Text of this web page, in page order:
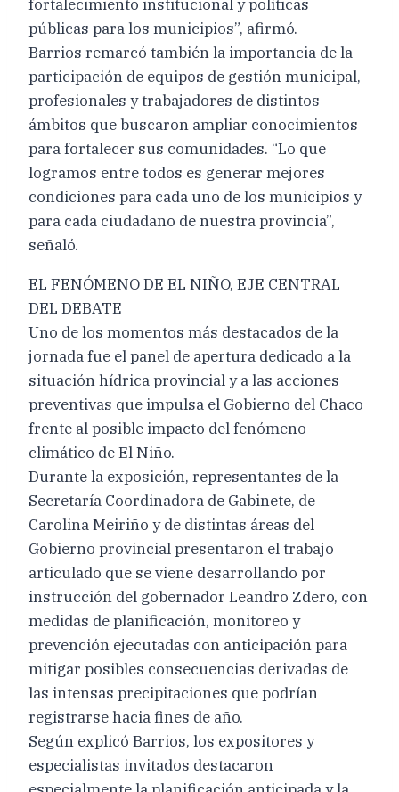
fortalecimiento institucional y políticas
públicas para los municipios”, afirmó.
Barrios remarcó también la importancia de la
participación de equipos de gestión municipal,
profesionales y trabajadores de distintos
ámbitos que buscaron ampliar conocimientos
para fortalecer sus comunidades. “Lo que
logramos entre todos es generar mejores
condiciones para cada uno de los municipios y
para cada ciudadano de nuestra provincia”,
señaló.
EL FENÓMENO DE EL NIÑO, EJE CENTRAL
DEL DEBATE
Uno de los momentos más destacados de la
jornada fue el panel de apertura dedicado a la
situación hídrica provincial y a las acciones
preventivas que impulsa el Gobierno del Chaco
frente al posible impacto del fenómeno
climático de El Niño.
Durante la exposición, representantes de la
Secretaría Coordinadora de Gabinete, de
Carolina Meiriño y de distintas áreas del
Gobierno provincial presentaron el trabajo
articulado que se viene desarrollando por
instrucción del gobernador Leandro Zdero, con
medidas de planificación, monitoreo y
prevención ejecutadas con anticipación para
mitigar posibles consecuencias derivadas de
las intensas precipitaciones que podrían
registrarse hacia fines de año.
Según explicó Barrios, los expositores y
especialistas invitados destacaron